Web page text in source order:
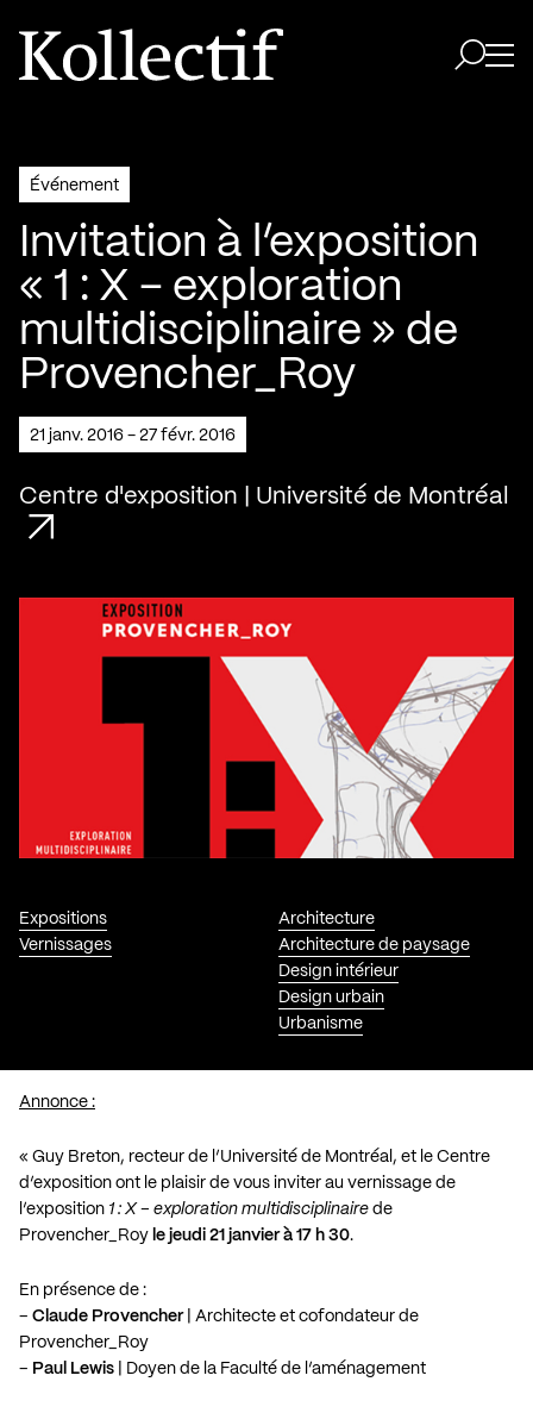
Aller à la page d'accueil
Logo Kollectif
Événement
Invitation à l’exposition
« 1 : X – exploration
multidisciplinaire » de
Provencher_Roy
21 janv. 2016 - 27 févr. 2016
Centre d'exposition | Université de Montréal
Expositions
Vernissages
Architecture
Architecture de paysage
Design intérieur
Design urbain
Urbanisme
Annonce :
« Guy Breton, recteur de l’Université de Montréal, et le Centre
d’exposition ont le plaisir de vous inviter au vernissage de
l’exposition 1 : X – exploration multidisciplinaire de
Provencher_Roy le jeudi 21 janvier à 17 h 30.
En présence de :
– Claude Provencher| Architecte et cofondateur de
Provencher_Roy
– Paul Lewis | Doyen de la Faculté de l’aménagement